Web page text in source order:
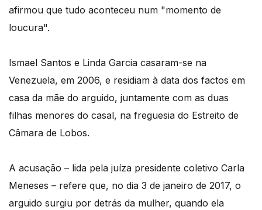
afirmou que tudo aconteceu num "momento de
loucura".
Ismael Santos e Linda Garcia casaram-se na
Venezuela, em 2006, e residiam à data dos factos em
casa da mãe do arguido, juntamente com as duas
filhas menores do casal, na freguesia do Estreito de
Câmara de Lobos.
A acusação – lida pela juíza presidente coletivo Carla
Meneses – refere que, no dia 3 de janeiro de 2017, o
arguido surgiu por detrás da mulher, quando ela